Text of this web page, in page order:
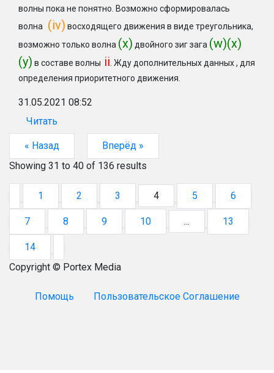
волны пока не понятно. Возможно сформировалась
волна (iv) восходящего движения в виде треугольника,
возможно только волна (x) двойного зиг зага (w)(x)
(y) в составе волны ii. Жду дополнительных данных , для
определения приоритетного движения.
31.05.2021 08:52
Читать
« Назад
Вперёд »
Showing 31 to 40 of 136 results
1 2 3 4 5 6
7 8 9 10 ... 13
14
Copyright © Portex Media
Помощь Пользовательское Соглашение